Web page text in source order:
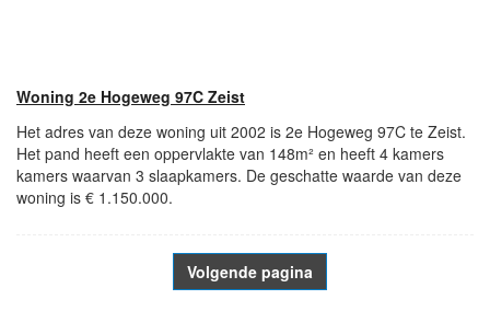
Woning 2e Hogeweg 97C Zeist
Het adres van deze woning uit 2002 is 2e Hogeweg 97C te Zeist.
Het pand heeft een oppervlakte van 148m² en heeft 4 kamers
kamers waarvan 3 slaapkamers. De geschatte waarde van deze
woning is € 1.150.000.
Volgende pagina